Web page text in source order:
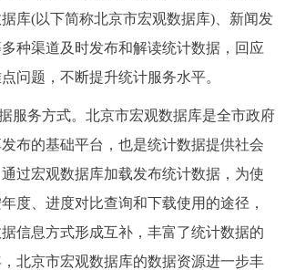
库(以下简称北京市宏观数据库)、新闻发
种渠道及时发布和解读统计数据，回应
问题，不断提升统计服务水平。
务方式。北京市宏观数据库是全市政府
布的基础平台，也是统计数据提供社会
过宏观数据库加载发布统计数据，为使
度、进度对比查询和下载使用的途径，
信息方式形成互补，丰富了统计数据的
，北京市宏观数据库的数据资源进一步丰